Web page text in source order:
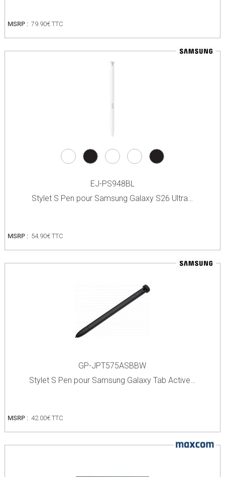
MSRP : 79.90€ TTC
EJ-PS948BL
Stylet S Pen pour Samsung Galaxy S26 Ultra…
MSRP : 54.90€ TTC
GP-JPT575ASBBW
Stylet S Pen pour Samsung Galaxy Tab Active…
MSRP : 42.00€ TTC